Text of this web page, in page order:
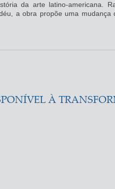
da arte latino-americana.
a obra propõe uma
À